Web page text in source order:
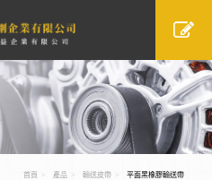
首頁 產品 輸送皮帶 平面黑橡膠輸送帶